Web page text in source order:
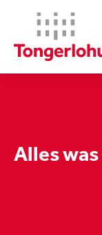
Alles